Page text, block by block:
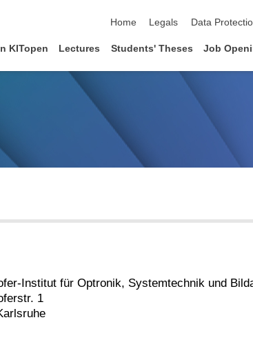
Home
Legals Data
KITopen Lectures Students' Theses Job
Institut für Optronik, Systemtechnik und
1